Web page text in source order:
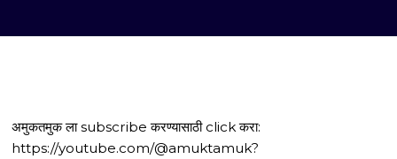
अमुकतमुक ला subscribe करण्यासाठी click करा:
https://youtube.com/@amuktamuk?